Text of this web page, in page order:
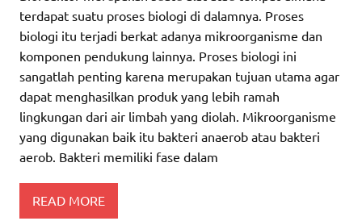
terdapat suatu proses biologi di dalamnya. Proses
biologi itu terjadi berkat adanya mikroorganisme dan
komponen pendukung lainnya. Proses biologi ini
sangatlah penting karena merupakan tujuan utama agar
dapat menghasilkan produk yang lebih ramah
lingkungan dari air limbah yang diolah. Mikroorganisme
yang digunakan baik itu bakteri anaerob atau bakteri
aerob. Bakteri memiliki fase dalam
READ MORE